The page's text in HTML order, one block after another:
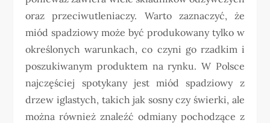
oraz przeciwutleniaczy. Warto zaznaczyć, że
miód spadziowy może być produkowany tylko w
określonych warunkach, co czyni go rzadkim i
poszukiwanym produktem na rynku. W Polsce
najczęściej spotykany jest miód spadziowy z
drzew iglastych, takich jak sosny czy świerki, ale
można również znaleźć odmiany pochodzące z